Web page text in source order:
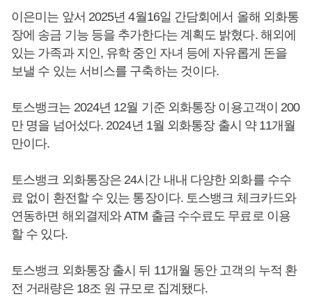
이은미는 앞서 2025년 4월16일 간담회에서 올해 외화통
장에 송금 기능 등을 추가한다는 계획도 밝혔다. 해외에
있는 가족과 지인, 유학 중인 자녀 등에 자유롭게 돈을
보낼 수 있는 서비스를 구축하는 것이다.
토스뱅크는 2024년 12월 기준 외화통장 이용고객이 200
만 명을 넘어섰다. 2024년 1월 외화통장 출시 약 11개월
만이다.
토스뱅크 외화통장은 24시간 내내 다양한 외화를 수수
료 없이 환전할 수 있는 통장이다. 토스뱅크 체크카드와
연동하면 해외결제와 ATM 출금 수수료도 무료로 이용
할 수 있다.
토스뱅크 외화통장 출시 뒤 11개월 동안 고객의 누적 환
전 거래량은 18조 원 규모로 집계됐다.